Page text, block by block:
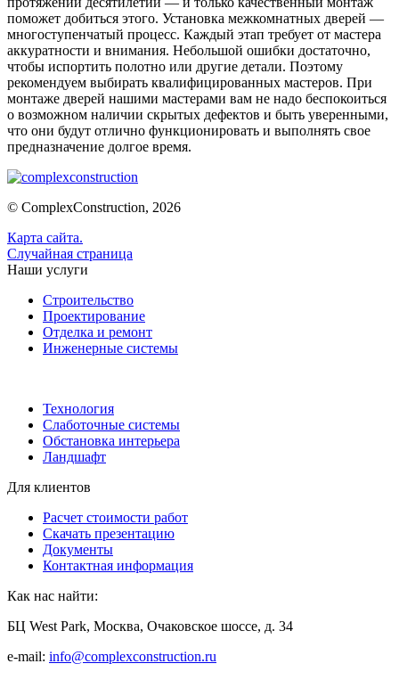
поможет добиться этого. Установка межкомнатных дверей —
многоступенчатый процесс. Каждый этап требует от мастера
аккуратности и внимания. Небольшой ошибки достаточно,
чтобы испортить полотно или другие детали. Поэтому
рекомендуем выбирать квалифицированных мастеров. При
монтаже дверей нашими мастерами вам не надо беспокоиться
о возможном наличии скрытых дефектов и быть уверенными,
что они будут отлично функционировать и выполнять свое
предназначение долгое время.
© ComplexConstruction, 2026
Карта сайта.
Случайная страница
Наши услуги
Строительство
Проектирование
Отделка и ремонт
Инженерные системы
Технология
Слаботочные системы
Обстановка интерьера
Ландшафт
Для клиентов
Расчет стоимости работ
Скачать презентацию
Документы
Контактная информация
Как нас найти:
БЦ West Park, Москва, Очаковское шоссе, д. 34
e-mail: info@complexconstruction.ru